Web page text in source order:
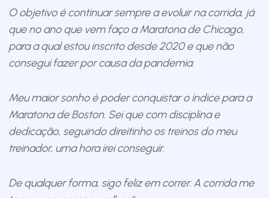
O objetivo é continuar sempre a evoluir na corrida, já
que no ano que vem faço a Maratona de Chicago,
para a qual estou inscrito desde 2020 e que não
consegui fazer por causa da pandemia.
Meu maior sonho é poder conquistar o índice para a
Maratona de Boston. Sei que com disciplina e
dedicação, seguindo direitinho os treinos do meu
treinador, uma hora irei conseguir.
De qualquer forma, sigo feliz em correr. A corrida me